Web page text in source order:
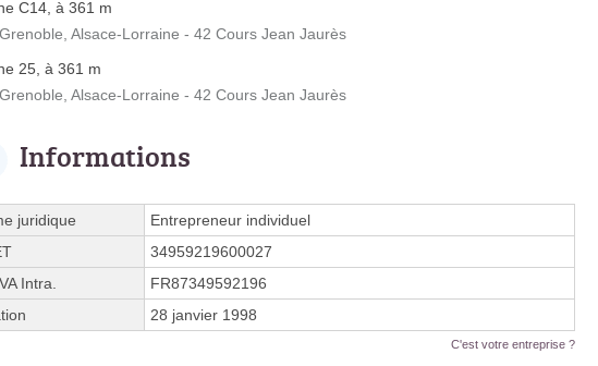
C14, à 361 m
Alsace-Lorraine - 42 Cours Jean Jaurès
25, à 361 m
Alsace-Lorraine - 42 Cours Jean Jaurès
Informations
juridique
Entrepreneur individuel
34959219600027
Intra.
FR87349592196
28 janvier 1998
C'est votre entreprise ?